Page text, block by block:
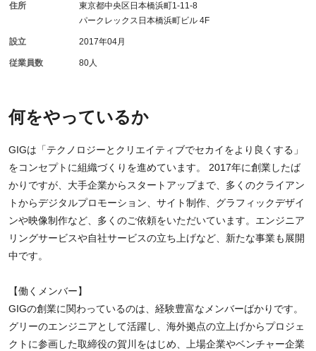
何をやっているか
GIGは「テクノロジーとクリエイティブでセカイをより良くする」
をコンセプトに組織づくりを進めています。 2017年に創業したば
かりですが、大手企業からスタートアップまで、多くのクライアン
トからデジタルプロモーション、サイト制作、グラフィックデザイ
ンや映像制作など、多くのご依頼をいただいています。エンジニア
リングサービスや自社サービスの立ち上げなど、新たな事業も展開
中です。
【働くメンバー】
GIGの創業に関わっているのは、経験豊富なメンバーばかりです。
グリーのエンジニアとして活躍し、海外拠点の立上げからプロジェ
クトに参画した取締役の賀川をはじめ、上場企業やベンチャー企業
住所
東京都中央区日本橋浜町1-11-8
パークレックス日本橋浜町ビル 4F
設立 2017年04月
従業員数 80人